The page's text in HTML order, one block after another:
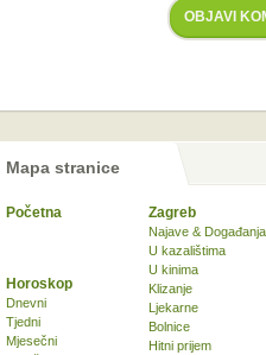
OBJAVI
Mapa stranice
Početna Zagreb
Najave & Događanja
U kazalištima
U kinima
Klizanje
Ljekarne
Bolnice
Hitni prijem
Horoskop
Dnevni
Tjedni
Mjesečni